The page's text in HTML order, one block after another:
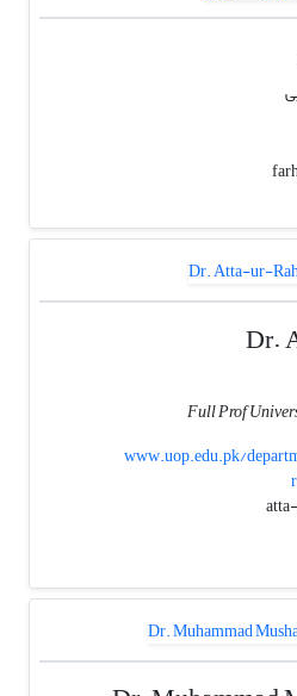
Full Prof
www.uop.edu.pk/